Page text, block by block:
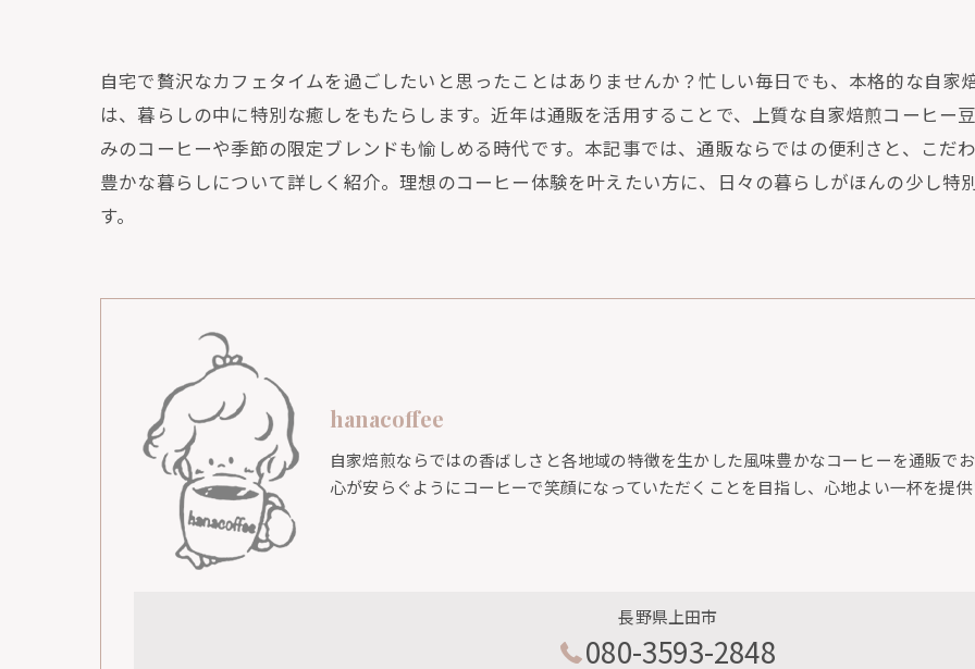
自宅で贅沢なカフェタイムを過ごしたいと思ったことはありませんか？忙しい毎日でも、本格的な自家
は、暮らしの中に特別な癒しをもたらします。近年は通販を活用することで、上質な自家焙煎コーヒー
みのコーヒーや季節の限定ブレンドも愉しめる時代です。本記事では、通販ならではの便利さと、こだ
豊かな暮らしについて詳しく紹介。理想のコーヒー体験を叶えたい方に、日々の暮らしがほんの少し特
す。
hanacoffee
自家焙煎ならではの香ばしさと各地域の特徴を生かした風味豊かなコーヒーを通販で
心が安らぐようにコーヒーで笑顔になっていただくことを目指し、心地よい一杯を提
長野県上田市
080-3593-2848